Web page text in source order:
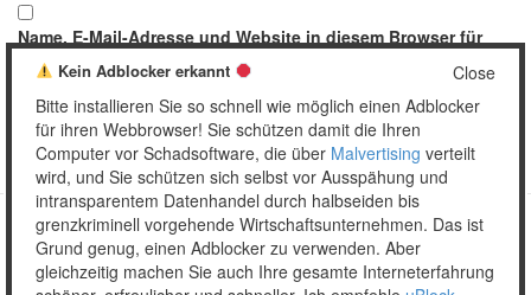
Name, E-Mail-Adresse und Website in diesem Browser für
meinen nächsten Kommentar speichern.
Copyright © 2026 Unser täglich Spam.
MobileWordPress Theme by themehall.com
Close
Kein Adblocker erkannt
Bitte installieren Sie so schnell wie möglich einen Adblocker
für ihren Webbrowser! Sie schützen damit die Ihren
Computer vor Schadsoftware, die über Malvertising verteilt
wird, und Sie schützen sich selbst vor Ausspähung und
intransparentem Datenhandel durch halbseiden bis
grenzkriminell vorgehende Wirtschaftsunternehmen. Das ist
Grund genug, einen Adblocker zu verwenden. Aber
gleichzeitig machen Sie auch Ihre gesamte Interneterfahrung